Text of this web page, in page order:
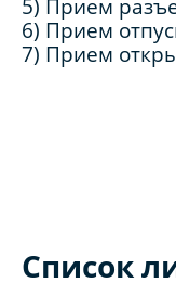
5) Прием
6) Прием
7) Прием
Список